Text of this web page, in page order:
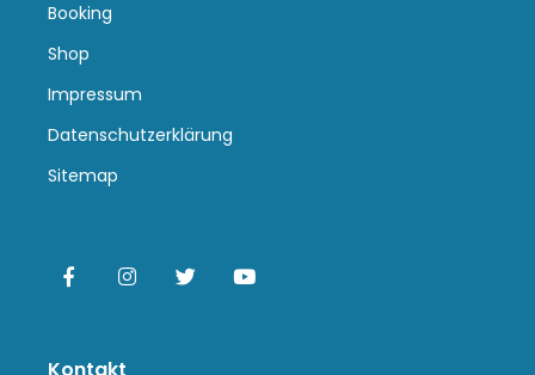
Booking
Shop
Impressum
Datenschutzerklärung
Sitemap